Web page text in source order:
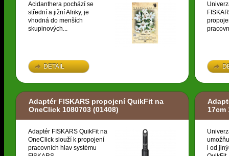
Acidanthera pochází se
střední a jižní Afriky, je
vhodná do menších
skupinových...
DETAIL
Adaptér FISKARS propojení QuikFit na
OneClick 1080703 (01408)
Adaptér FISKARS QuikFit na
OneClick slouží k propojení
pracovních hlav systému
17cm
i od